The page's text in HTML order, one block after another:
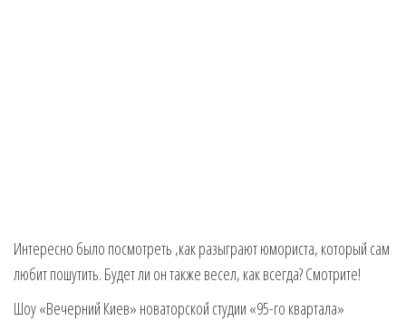
Интересно было посмотреть ,как разыграют юмориста, который сам
любит пошутить. Будет ли он также весел, как всегда? Смотрите!
Шоу «Вечерний Киев» новаторской студии «95-го квартала»